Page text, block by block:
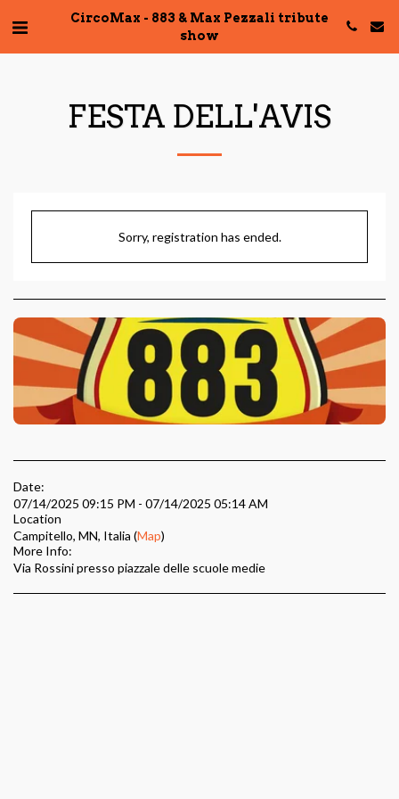
CircoMax - 883 & Max Pezzali tribute
show
FESTA DELL'AVIS
Sorry, registration has ended.
Date:
07/14/2025 09:15 PM - 07/14/2025 05:14 AM
Location
Campitello, MN, Italia (Map)
More Info:
Via Rossini presso piazzale delle scuole medie